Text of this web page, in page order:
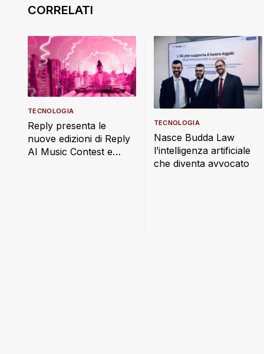
Reply presenta le
nuove edizioni di Reply
AI Music Contest e
TECNOLOGIA
Nasce Budda Law
l’intelligenza artificiale
che diventa avvocato
TECNOLOGIA